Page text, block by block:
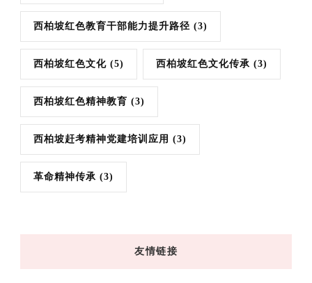
西柏坡红色教育干部能力提升路径 (3)
西柏坡红色文化 (5) 西柏坡红色文化传承 (3)
西柏坡红色精神教育 (3)
西柏坡赶考精神党建培训应用 (3)
革命精神传承 (3)
友情链接